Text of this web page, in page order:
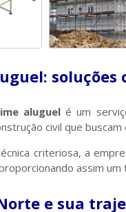
soluções
aluguelé um
civil que
criteriosa, a
assim
e sua